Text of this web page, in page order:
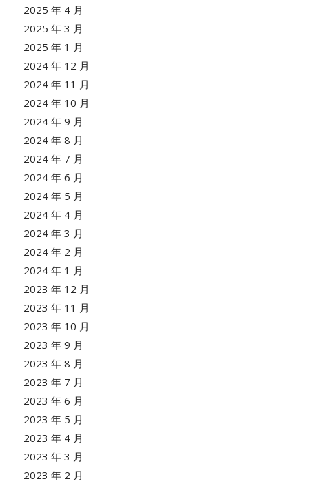
2025 年 4 月
2025 年 3 月
2025 年 1 月
2024 年 12 月
2024 年 11 月
2024 年 10 月
2024 年 9 月
2024 年 8 月
2024 年 7 月
2024 年 6 月
2024 年 5 月
2024 年 4 月
2024 年 3 月
2024 年 2 月
2024 年 1 月
2023 年 12 月
2023 年 11 月
2023 年 10 月
2023 年 9 月
2023 年 8 月
2023 年 7 月
2023 年 6 月
2023 年 5 月
2023 年 4 月
2023 年 3 月
2023 年 2 月